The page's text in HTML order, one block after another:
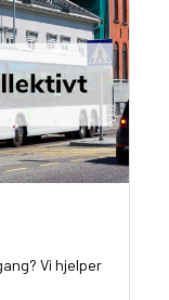
Vi hjelper